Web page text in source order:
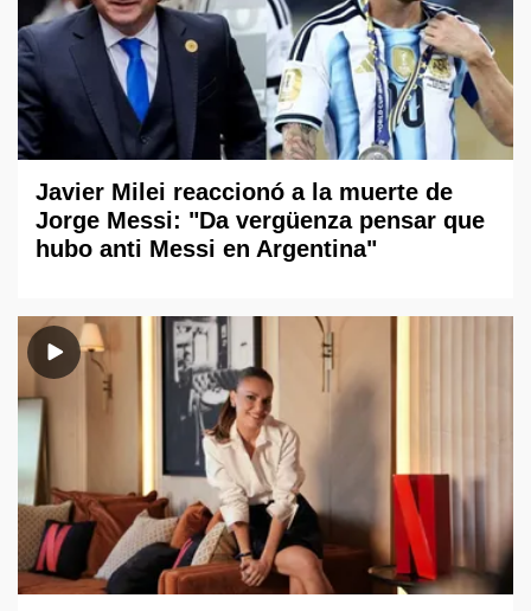
Javier Milei reaccionó a la muerte de
Jorge Messi: "Da vergüenza pensar que
hubo anti Messi en Argentina"